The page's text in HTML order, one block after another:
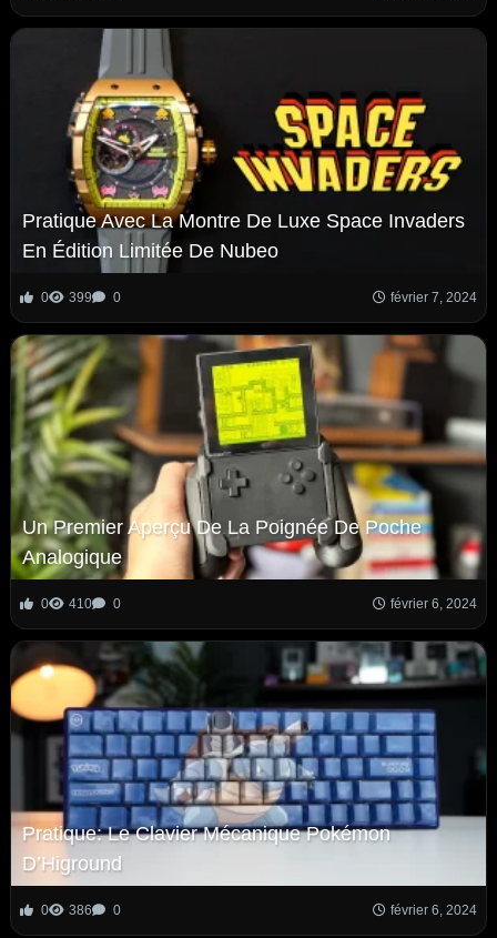
Pratique Avec La Montre De Luxe Space Invaders
En Édition Limitée De Nubeo
0 399 0 février 7, 2024
Un Premier Aperçu De La Poignée De Poche
Analogique
0 410 0 février 6, 2024
Pratique: Le Clavier Mécanique Pokémon
D’Higround
0 386 0 février 6, 2024